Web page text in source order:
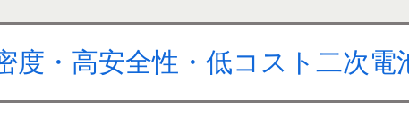
度・高安全性・低コスト二次電